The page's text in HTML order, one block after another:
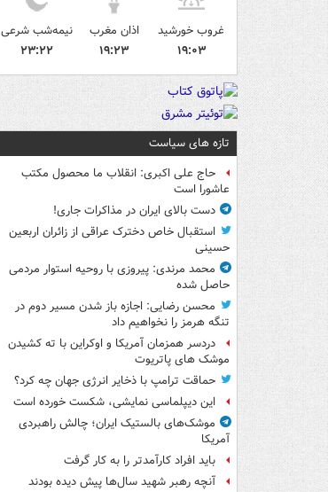
غروب خورشید
۱۹:۰۳
اذان مغرب
۱۹:۲۳
نیمه‌شب شرعی
۲۳:۲۲
تازه های سیاست
حاج علی اکبری: انقلاب ما محصول مکتب
عاشورا است
دست بالای ایران در مذاکرات جاری!
استقبال خاص دخترک عراقی از زائران اربعین
حسینی
محمد مرندی: پیروزی با روحیه استوار مردمی
حاصل شده
محسن رضایی: اجازه باز شدن مسیر دوم در
تنگه هرمز را نخواهیم داد
دردسر همزمان آمریکا و اوکراین با ته کشیدن
موشک های پاتریوت
حماقت ترامپ با ذخایر انرژی جهان چه کرد؟
این دیپلماسی نمایشی، شکست خورده است
موشک‌های بالستیک ایران؛ چالش راهبردی
آمریکا
باید افراد کارآمدتر را به کار گرفت
آنچه رهبر شهید سال‌ها پیش دیده بودند